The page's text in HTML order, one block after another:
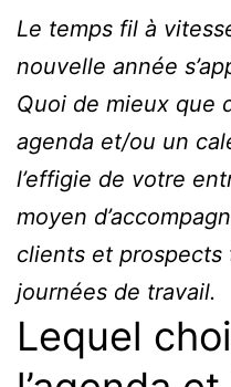
Le temps fil à
nouvelle année
Quoi de mieux que
agenda et/ou un
l’effigie de votre
moyen
clients et
journées de travail.
Lequel